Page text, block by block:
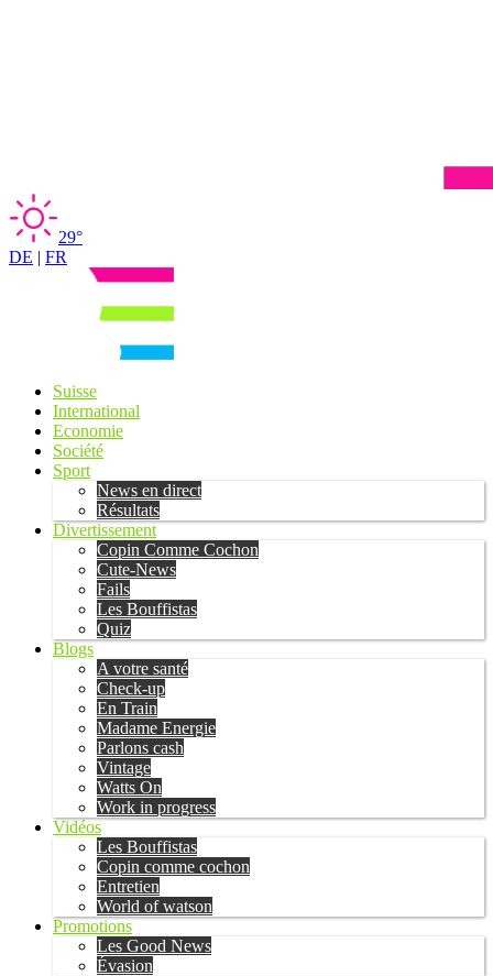
29°
DE | FR
Suisse
International
Economie
Société
Sport
News en direct
Résultats
Divertissement
Copin Comme Cochon
Cute-News
Fails
Les Bouffistas
Quiz
Blogs
A votre santé
Check-up
En Train
Madame Energie
Parlons cash
Vintage
Watts On
Work in progress
Vidéos
Les Bouffistas
Copin comme cochon
Entretien
World of watson
Promotions
Les Good News
Évasion